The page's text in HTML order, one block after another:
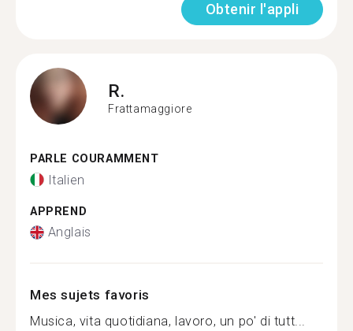
Obtenir l'appli
R.
Frattamaggiore
PARLE COURAMMENT
Italien
APPREND
Anglais
Mes sujets favoris
Musica, vita quotidiana, lavoro, un po' di tutt...